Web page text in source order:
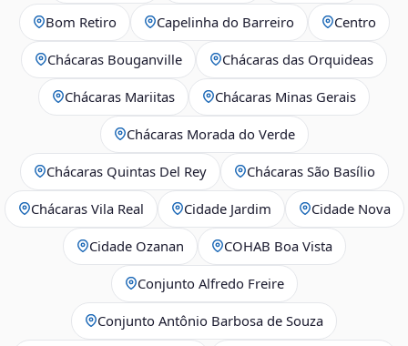
Bom Retiro Capelinha do Barreiro Centro
Chácaras Bouganville Chácaras das Orquideas
Chácaras Mariitas Chácaras Minas Gerais
Chácaras Morada do Verde
Chácaras Quintas Del Rey Chácaras São Basílio
Chácaras Vila Real Cidade Jardim Cidade Nova
Cidade Ozanan COHAB Boa Vista
Conjunto Alfredo Freire
Conjunto Antônio Barbosa de Souza